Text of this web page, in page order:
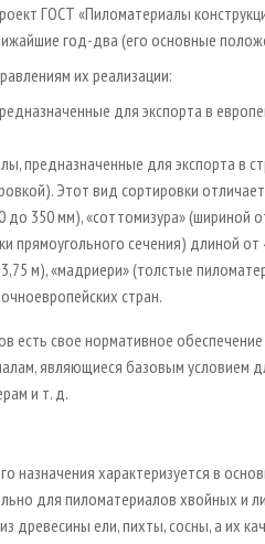
ГОСТ «Пиломатериалы
год­-два (его основные
их реализации:
для экспорта в
предназначенные для экспорта в
Этот вид сортировки
350 мм), «соттомизура» (шириной
прямоугольного сечения) длиной
м), «мадриери» (толстые
стран.
есть свое нормативное
являющиеся базовым условием
и т. д.
назначения характеризуется в
для пиломатериалов хвойных и
древесины ели, пихты, сосны, а их